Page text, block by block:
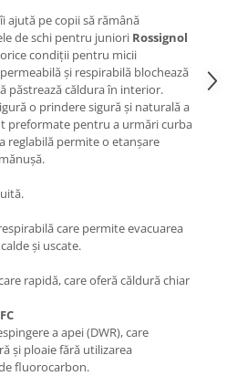
ajută pe copii să rămână
de schi pentru juniori Rossignol
condiții pentru micii
și respirabilă blochează
păstrează căldura în interior.
o prindere sigură și naturală a
preformate pentru a urmări curba
reglabilă permite o etanșare
care permite evacuarea
și uscate.
rapidă, care oferă căldură chiar
a apei (DWR), care
și ploaie fără utilizarea
fluorocarbon.